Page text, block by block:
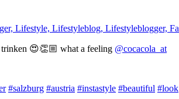
trinken 😍👏🏼 what a feeling @cocacola_at
#salzburg #austria #instastyle #beautiful #look